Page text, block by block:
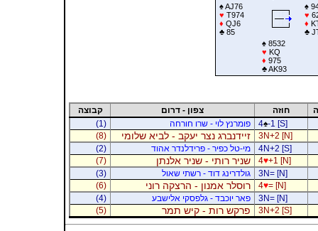
♠AJ76
♥ T974
♦ QJ6
♣85
♠
♥
♦
♣
♠8532
♥ KQ
♦ 975
♣AK93
חוזה צפון - דרום
קבוצה
4♠-1 [S] פומרנץ לוי - שרו חורחה
(1)
3N+2 [N]
זיידנברג נצר יעקב - לביא שלומי
(8)
4N+2 [S]
מי-טל כפיר - פרידלנדר אהוד
(2)
4♥+1 [N] שניר רותי - שניר אלנתן
(7)
3N= [N]
גולדרינג דוד - רשתי שאול
(3)
4♥= [N] רוסלר אמנון - הרצקה רוני
(6)
3N= [N]
פאר יוכבד - גלפסקי אלישבע
(4)
3N+2 [S]
פרקש רות - קיש תמר (5)